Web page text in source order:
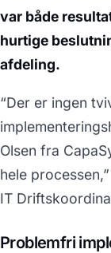
var både
hurtige
afdeling.
“Der er ingen
Olsen fra
hele
IT
Problemfri